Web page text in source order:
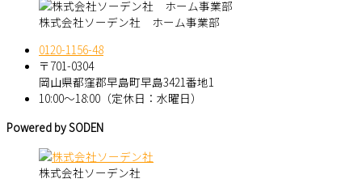
株式会社ソーデン社 ホーム事業部
0120-1156-48
〒701-0304
岡山県都窪郡早島町早島3421番地1
10:00～18:00（定休日：水曜日）
Powered by SODEN
株式会社ソーデン社